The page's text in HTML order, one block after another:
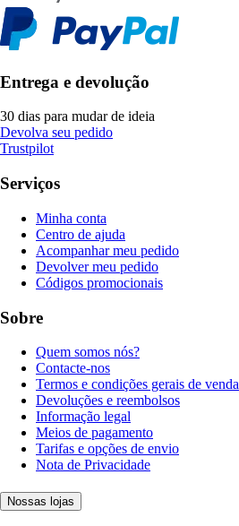
Entrega e devolução
30 dias para mudar de ideia
Devolva seu pedido
Trustpilot
Serviços
Minha conta
Centro de ajuda
Acompanhar meu pedido
Devolver meu pedido
Códigos promocionais
Sobre
Quem somos nós?
Contacte-nos
Termos e condições gerais de venda
Devoluções e reembolsos
Informação legal
Meios de pagamento
Tarifas e opções de envio
Nota de Privacidade
Nossas lojas